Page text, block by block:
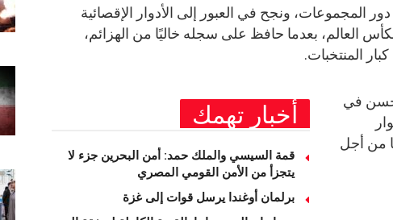
المجموعات، ونجح في العبور إلى الأدوار الإقصائية
العالم، بعدما حافظ على سجله خاليًا من الهزائم،
المنتخبات.
أخبار تهمك
قمة السيسي والملك حمد: أمن البحرين جزء لا
يتجزأ من الأمن القومي المصري
برلمان أوغندا يرسل قوات إلى غزة
حسن في
من أجل